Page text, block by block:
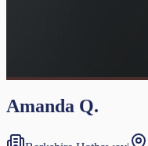
Amanda Q.